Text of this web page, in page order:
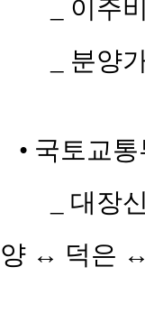
_ 이주
_ 분양
• 국토교
_ 대
양 ↔ 덕은